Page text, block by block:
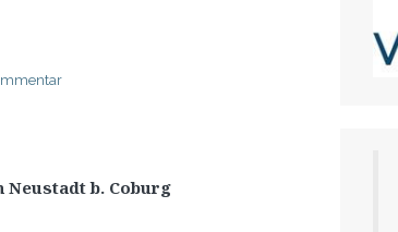
Neustadt b. Coburg